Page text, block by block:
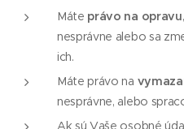
Máte právo na opravu
nesprávne alebo sa
ich.
Máte právo na
nesprávne, alebo
Ak sú Vaše osobné